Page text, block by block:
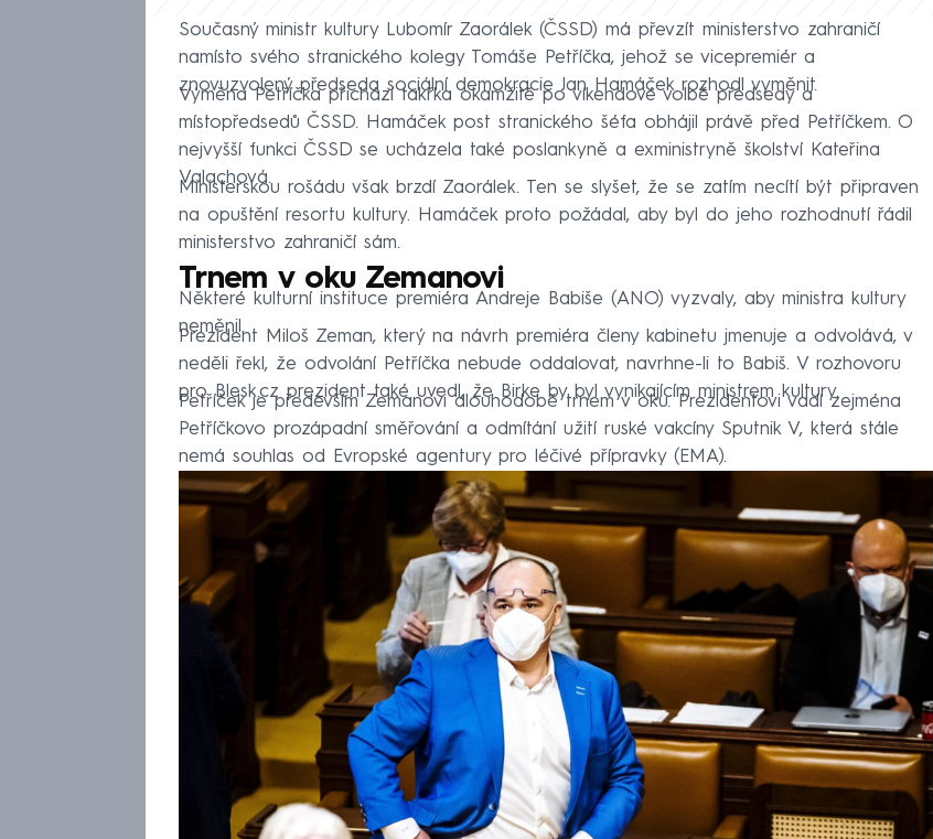
Současný ministr kultury Lubomír Zaorálek (ČSSD) má převzít ministerstvo zahraničí
namísto svého stranického kolegy Tomáše Petříčka, jehož se vicepremiér a
znovuzvolený předseda sociální demokracie Jan Hamáček rozhodl vyměnit.
Výměna Petříčka přichází takřka okamžitě po víkendové volbě předsedy a
místopředsedů ČSSD. Hamáček post stranického šéfa obhájil právě před Petříčkem. O
nejvyšší funkci ČSSD se ucházela také poslankyně a exministryně školství Kateřina
Valachová.
Ministerskou rošádu však brzdí Zaorálek. Ten se slyšet, že se zatím necítí být připraven
na opuštění resortu kultury. Hamáček proto požádal, aby byl do jeho rozhodnutí řádil
ministerstvo zahraničí sám.
Trnem v oku Zemanovi
Některé kulturní instituce premiéra Andreje Babiše (ANO) vyzvaly, aby ministra kultury
neměnil.
Prezident Miloš Zeman, který na návrh premiéra členy kabinetu jmenuje a odvolává, v
neděli řekl, že odvolání Petříčka nebude oddalovat, navrhne-li to Babiš. V rozhovoru
pro Blesk.cz prezident také uvedl, že Birke by byl vynikajícím ministrem kultury.
Petříček je především Zemanovi dlouhodobě trnem v oku. Prezidentovi vadí zejména
Petříčkovo prozápadní směřování a odmítání užití ruské vakcíny Sputnik V, která stále
nemá souhlas od Evropské agentury pro léčivé přípravky (EMA).